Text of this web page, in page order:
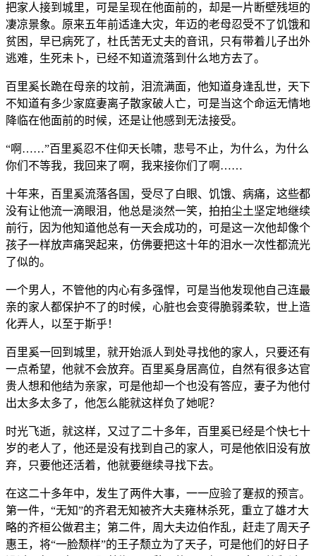
把家人接到城里，可是呈现在他面前的，却是一片断壁残垣的
凄凉景象。原来五年前适逢大灾，年迈的老母忍受不了饥饿和
贫困，早已病死了，杜氏苦无丈夫的音讯，只有带着儿子出外
逃难，生死未卜，已经不知道流落到什么地方去了。
百里奚长跪在母亲的坟前，泪流满面，他知道身逢乱世，天下
不知道有多少家庭妻离子散家破人亡，可是当这个命运无情地
降临在他面前的时候，还是让他感到无法接受。
“啊……”百里奚忍不住仰天长啸，悲号不止，为什么，为什么
你们不等我，我回来了啊，我来接你们了啊……
十年来，百里奚流落各国，受尽了白眼、饥饿、病痛，这些都
没有让他流一滴眼泪，他总是淡然一笑，拍拍尘土坚定地继续
前行，因为他知道他总有一天会成功的，可是这一次他却像个
孩子一样放声痛哭起来，仿佛要把这十年的泪水一次性都流光
了似的。
一个男人，不管他的内心有多强悍，可是当他发现他自己连最
亲的家人都保护不了的时候，心脏也会变得脆弱柔软，世上造
化弄人，以至于斯乎！
百里奚一回到城里，就开始派人到处寻找他的家人，只要还有
一点希望，他就不会放弃。百里奚身居高位，自然有很多达官
贵人想和他结为亲家，可是他却一个也没有答应，妻子为他付
出太多太多了，他怎么能就这样负了她呢？
时光飞逝，就这样，又过了二十多年，百里奚已经是个快七十
岁的老人了，他还是没有找到自己的家人，可是他依旧没有放
弃，只要他还活着，他就要继续寻找下去。
在这二十多年中，发生了两件大事，一一应验了蹇叔的预言。
第一件，“无知”的齐君无知被齐大夫雍林杀死，重立了雄才大
略的齐桓公做君主；第二件，周大夫边伯作乱，赶走了周天子
惠王，将“一脸颓样”的王子颓立为了天子，可是他们的好日子